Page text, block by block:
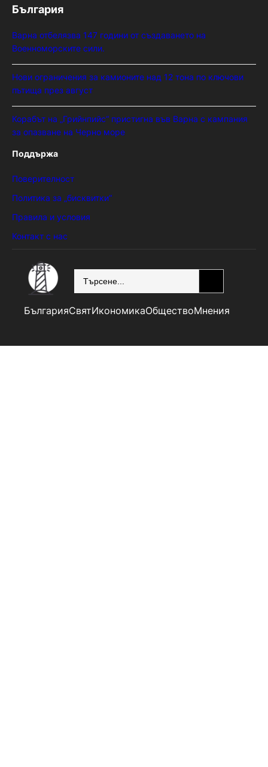
България
Варна отбелязва 147 години от създаването на
Военноморските сили.
Нови ограничения за камионите над 12 тона по ключови
пътища през август
Корабът на „Грийнпийс“ пристигна във Варна с кампания
за опазване на Черно море
Поддържа
Поверителност
Политика за „бисквитки“
Правила и условия
Контакт с нас
БългарияСвятИкономикаОбществоМнения